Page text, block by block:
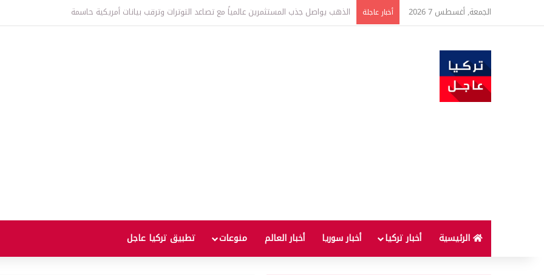
الجمعة, أغسطس 7 2026 أخبار عاجلة ارتفاع أسعار الغذاء العالمية إلى أعلى مستوى منذ ثلاث سنوات يثير مخاوف من موجة غلاء جديدة
الرئيسية أخبار تركيا أخبار سوريا أخبار العالم منوعات تطبيق تركيا عاجل